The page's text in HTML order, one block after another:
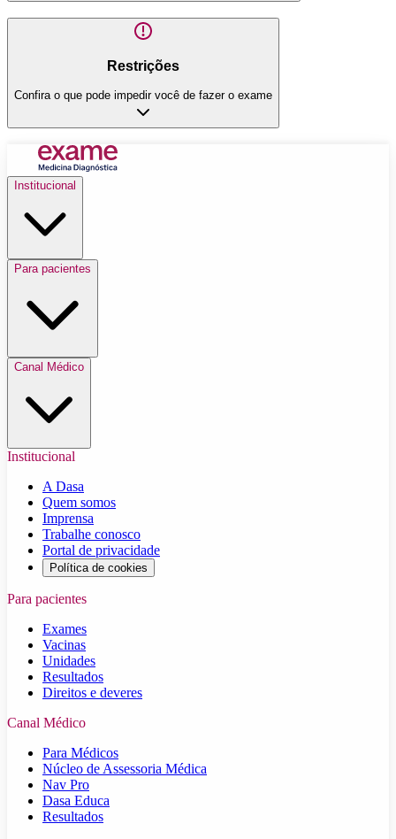
Restrições
Confira o que pode impedir você de fazer o exame
Institucional
Para pacientes
Canal Médico
Institucional
A Dasa
Quem somos
Imprensa
Trabalhe conosco
Portal de privacidade
Política de cookies
Para pacientes
Exames
Vacinas
Unidades
Resultados
Direitos e deveres
Canal Médico
Para Médicos
Núcleo de Assessoria Médica
Nav Pro
Dasa Educa
Resultados